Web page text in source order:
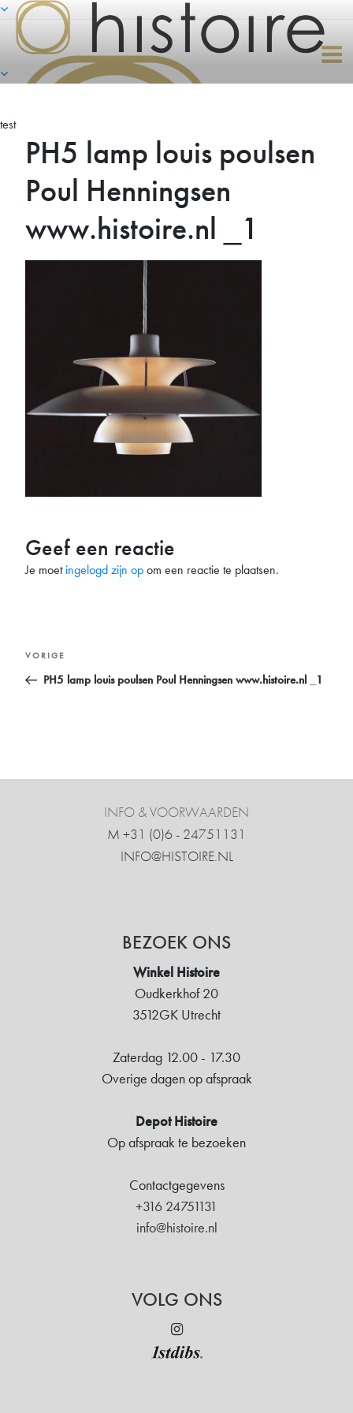
Naar
inhoud
springen
test
PH5 lamp louis poulsen
Poul Henningsen
www.histoire.nl _1
Geef een reactie
Je moetingelogd zijn opom een reactie te plaatsen.
Bericht
navigatie
Vorig
bericht
VORIGE
PH5 lamp louis poulsen Poul Henningsen www.histoire.nl _1
INFO & VOORWAARDEN
M +31 ‍(0)6 - 24751131
INFO@HISTOIRE.NL
BEZOEK ONS
Winkel Histoire
Oudkerkhof 20
3512GK Utrecht
Zaterdag 12.00 - 17.30
Overige dagen op afspraak
Depot Histoire
Op afspraak te bezoeken
Contactgegevens
+316 24751131
info@histoire.nl
VOLG ONS